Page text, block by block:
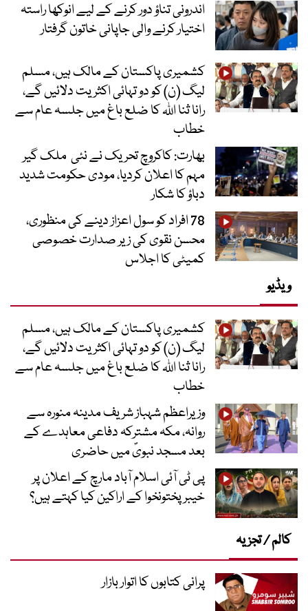
اندرونی تناؤ دور کرنے کے لیے انوکھا راستہ
اختیار کرنے والی جاپانی خاتون گرفتار
کشمیری پاکستان کے مالک ہیں، مسلم
لیگ (ن) کو دو تہائی اکثریت دلائیں گے،
رانا ثنا اللہ کا ضلع باغ میں جلسہ عام سے
خطاب
بھارت: کاکروچ تحریک نے نئی ملک گیر
مہم کا اعلان کردیا، مودی حکومت شدید
دباؤ کا شکار
78 افراد کو سول اعزاز دینے کی منظوری،
محسن نقوی کی زیر صدارت خصوصی
کمیٹی کا اجلاس
ویڈیو
کشمیری پاکستان کے مالک ہیں، مسلم
لیگ (ن) کو دو تہائی اکثریت دلائیں گے،
رانا ثنا اللہ کا ضلع باغ میں جلسہ عام سے
خطاب
وزیراعظم شہباز شریف مدینہ منورہ سے
روانہ، مکہ مشترکہ دفاعی معاہدے کے
بعد مسجد نبویؐ میں حاضری
پی ٹی آئی اسلام آباد مارچ کے اعلان پر
خیبر پختونخوا کے اراکین کیا کہتے ہیں؟
کالم / تجزیہ
پرانی کتابوں کا اتوار بازار